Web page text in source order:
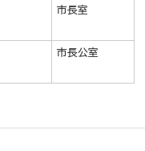
市長室
市長公室